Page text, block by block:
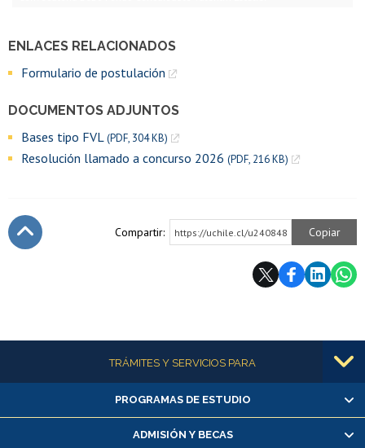
ENLACES RELACIONADOS
Formulario de postulación
DOCUMENTOS ADJUNTOS
Bases tipo FVL(PDF, 304 KB)
Resolución llamado a concurso 2026 (PDF, 216 KB)
Compartir: https://uchile.cl/u240848 Copiar
Más informaciónTRÁMITES Y SERVICIOS PARA
Alumnas/os y exalumnas/os
Matrícula en línea
PROGRAMAS DE ESTUDIO
ADMISIÓN Y BECAS